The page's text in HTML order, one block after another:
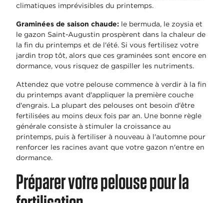
climatiques imprévisibles du printemps.
Graminées de saison chaude: le bermuda, le zoysia et
le gazon Saint-Augustin prospèrent dans la chaleur de
la fin du printemps et de l'été. Si vous fertilisez votre
jardin trop tôt, alors que ces graminées sont encore en
dormance, vous risquez de gaspiller les nutriments.
Attendez que votre pelouse commence à verdir à la fin
du printemps avant d'appliquer la première couche
d'engrais. La plupart des pelouses ont besoin d'être
fertilisées au moins deux fois par an. Une bonne règle
générale consiste à stimuler la croissance au
printemps, puis à fertiliser à nouveau à l'automne pour
renforcer les racines avant que votre gazon n'entre en
dormance.
Préparer votre pelouse pour la